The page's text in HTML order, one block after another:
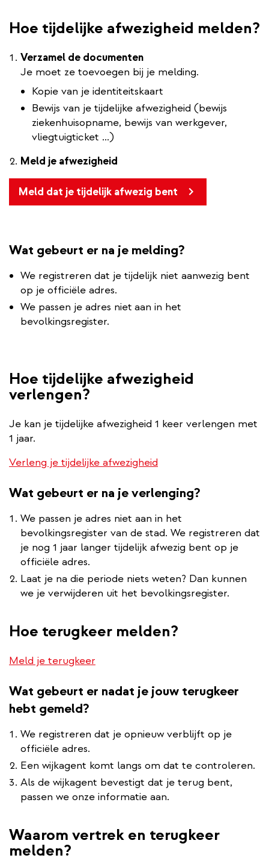
Hoe tijdelijke afwezigheid melden?
Verzamel de documenten
Je moet ze toevoegen bij je melding.
Kopie van je identiteitskaart
Bewijs van je tijdelijke afwezigheid (bewijs
ziekenhuisopname, bewijs van werkgever,
vliegtuigticket ...)
Meld je afwezigheid
Meld dat je tijdelijk afwezig bent
Wat gebeurt er na je melding?
We registreren dat je tijdelijk niet aanwezig bent
op je officiële adres.
We passen je adres niet aan in het
bevolkingsregister.
Hoe tijdelijke afwezigheid
verlengen?
Je kan je tijdelijke afwezigheid 1 keer verlengen met
1 jaar.
Verleng je tijdelijke afwezigheid
Wat gebeurt er na je verlenging?
We passen je adres niet aan in het
bevolkingsregister van de stad. We registreren dat
je nog 1 jaar langer tijdelijk afwezig bent op je
officiële adres.
Laat je na die periode niets weten? Dan kunnen
we je verwijderen uit het bevolkingsregister.
Hoe terugkeer melden?
Meld je terugkeer
Wat gebeurt er nadat je jouw terugkeer
hebt gemeld?
We registreren dat je opnieuw verblijft op je
officiële adres.
Een wijkagent komt langs om dat te controleren.
Als de wijkagent bevestigt dat je terug bent,
passen we onze informatie aan.
Waarom vertrek en terugkeer
melden?